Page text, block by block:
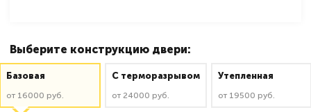
Выберите конструкцию двери:
Базовая
от 16000 руб.
C терморазрывом
от 24000 руб.
Утепленная
от 19500 руб.